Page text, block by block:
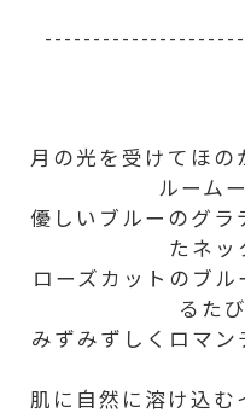
月の光を受けてほの
ルーム
優しいブルーのグラ
たネッ
ローズカットのブ
るた
みずみずしくロマン
肌に自然に溶け込む